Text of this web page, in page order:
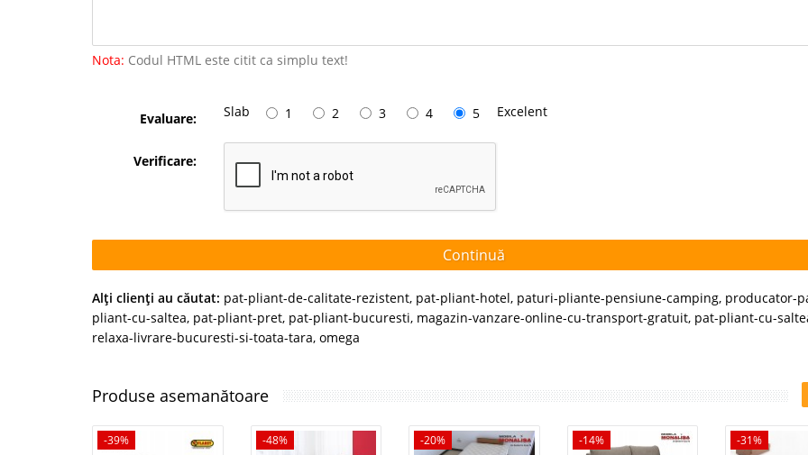
Nota: Codul HTML este citit ca simplu text!
Evaluare: Slab 1 2 3 4 5 Excelent
Verificare:
Continuă
Alţi clienţi au căutat: pat-pliant-de-calitate-rezistent, pat-pliant-hotel, paturi-pliante-pensiune-camping, producator-
pliant-cu-saltea, pat-pliant-pret, pat-pliant-bucuresti, magazin-vanzare-online-cu-transport-gratuit, pat-pliant-cu-
relaxa-livrare-bucuresti-si-toata-tara, omega
Produse asemanătoare
-39% -48% -20% -14% -31%